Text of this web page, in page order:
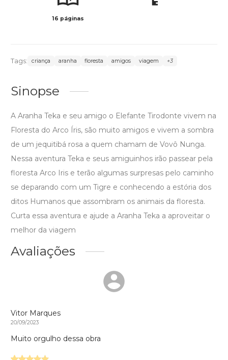
16 páginas
Tags: criança aranha floresta amigos viagem +3
Sinopse
A Aranha Teka e seu amigo o Elefante Tirodonte vivem na
Floresta do Arco Íris, são muito amigos e vivem a sombra
de um jequitibá rosa a quem chamam de Vovô Nunga.
Nessa aventura Teka e seus amiguinhos irão passear pela
floresta Arco Iris e terão algumas surpresas pelo caminho
se deparando com um Tigre e conhecendo a estória dos
ditos Humanos que assombram os animais da floresta.
Curta essa aventura e ajude a Aranha Teka a aproveitar o
melhor da viagem
Avaliações
Vitor Marques
20/09/2023
Muito orgulho dessa obra